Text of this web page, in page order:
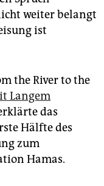
weiter belangt
ist
the River to the
Langem
das
Hälfte des
zum
Hamas.